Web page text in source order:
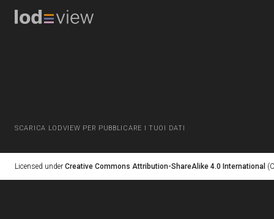
SCARICA LODVIEW PER PUBBLICARE I TUOI DATI
Licensed under Creative Commons Attribution-ShareAlike 4.0 International